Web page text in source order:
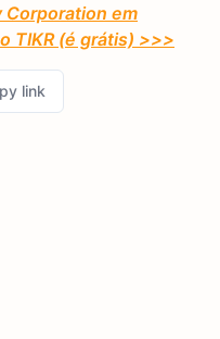
Corporation em
TIKR (é grátis) >>>
link